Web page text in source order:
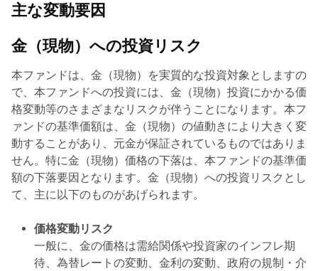
主な変動要因
金（現物）への投資リスク
本ファンドは、金（現物）を実質的な投資対象としますの
で、本ファンドへの投資には、金（現物）投資にかかる価
格変動等のさまざまなリスクが伴うことになります。本フ
ァンドの基準価額は、金（現物）の値動きにより大きく変
動することがあり、元金が保証されているものではありま
せん。特に金（現物）価格の下落は、本ファンドの基準価
額の下落要因となります。金（現物）への投資リスクとし
て、主に以下のものがあげられます。
価格変動リスク
一般に、金の価格は需給関係や投資家のインフレ期
待、為替レートの変動、金利の変動、政府の規制・介